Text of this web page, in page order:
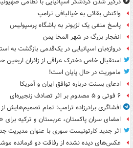
واکنش بقائی به خیالبافی ترامپ
پاسخ منفی یک لژیونر به باشگاه پرسپولیس
انفجار بزرگ در شهر المخا یمن
دروازه‌بان اسپانیایی در یک‌قدمی بازگشت به
استقبال خاص دخترک عراقی از زائران اربعین
ماموریت در حال پایان است!
ادعای بسنت درباره توافق ایران و آمریکا
۶ فوتی و ۵ مصدوم بر اثر تصادف زنجیره‌ای
افشاگری برادرزاده ترامپ: تمام
امضای سران پاکستان، عربستان و ترکیه
اثر جدید کارتونیست سوری با عنوان مدیریت
عکس‌های دیده نشده از رفاقت دو فرمانده‌